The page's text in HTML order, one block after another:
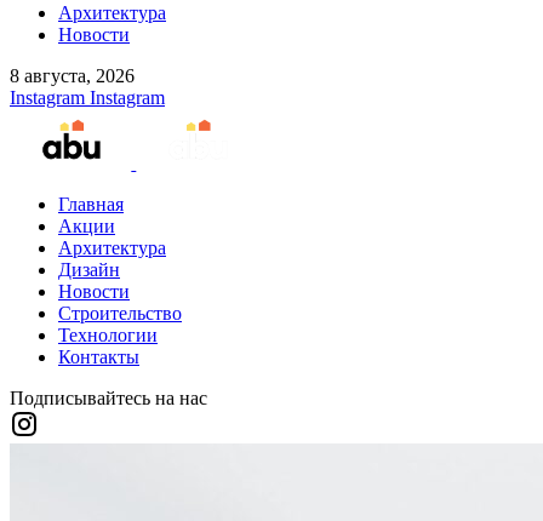
Архитектура
Новости
8 августа, 2026
Instagram Instagram
Главная
Акции
Архитектура
Дизайн
Новости
Строительство
Технологии
Контакты
Подписывайтесь на нас